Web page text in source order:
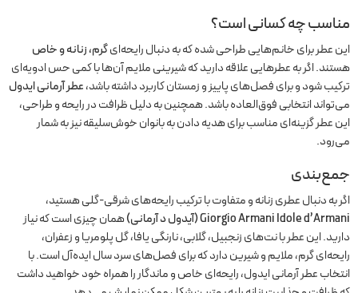
مناسب چه کسانی است؟
این عطر برای خانم‌هایی طراحی شده که به دنبال رایحه‌ایگرم، زنانه و خاص
هستند. اگر به عطرهایی علاقه دارید که شیرینی ملایم آن‌ها با کمی حس ادویه‌ای
ترکیب شود و برای فصل‌های پاییز و زمستان کاربرد داشته باشد،عطر آرمانی ایدول
می‌تواند انتخابی فوق‌العاده باشد. همچنین به دلیل ظرافت در رایحه و طراحی،
این عطر گزینه‌ای مناسب برای هدیه دادن به بانوان خوش‌سلیقه نیز به شمار
می‌رود.
جمع‌بندی
اگر به دنبال عطری زنانه و متفاوت با ترکیب رایحه‌های شرقی-گلی هستید،
Giorgio Armani Idole d’Armani (آیدول د آرمانی)
همان چیزی است که نیاز
دارید. این عطر با نت‌های زنجبیل، گلابی، نارنگی یافا، گل پلومریا و زعفران،
رایحه‌ای گرم، ملایم و شیرین دارد که برای فصل‌های سرد سال ایده‌آل است. با
انتخاب عطر آرمانی ایدول، رایحه‌ای خاص و ماندگار را همراه خود خواهید داشت